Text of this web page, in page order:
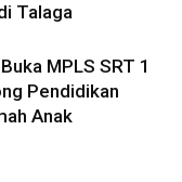
Talaga
MPLS SRT 1
Pendidikan
Anak